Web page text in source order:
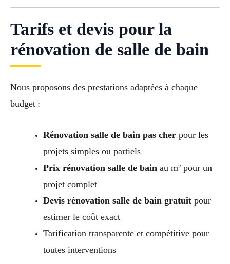
Tarifs et devis pour la
rénovation de salle de bain
Nous proposons des prestations adaptées à chaque
budget :
Rénovation salle de bain pas cherpour les
projets simples ou partiels
Prix rénovation salle de bain au m² pour un
projet complet
Devis rénovation salle de bain gratuitpour
estimer le coût exact
Tarification transparente et compétitive pour
toutes interventions